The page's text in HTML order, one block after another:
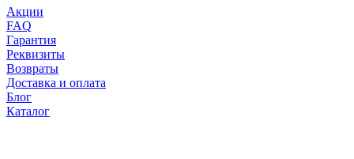
Акции
FAQ
Гарантия
Реквизиты
Возвраты
Доставка и оплата
Блог
Каталог